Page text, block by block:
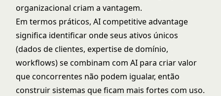
organizacional criam a vantagem.
Em termos práticos, AI competitive advantage
significa identificar onde seus ativos únicos
(dados de clientes, expertise de domínio,
workflows) se combinam com AI para criar valor
que concorrentes não podem igualar, então
construir sistemas que ficam mais fortes com uso.